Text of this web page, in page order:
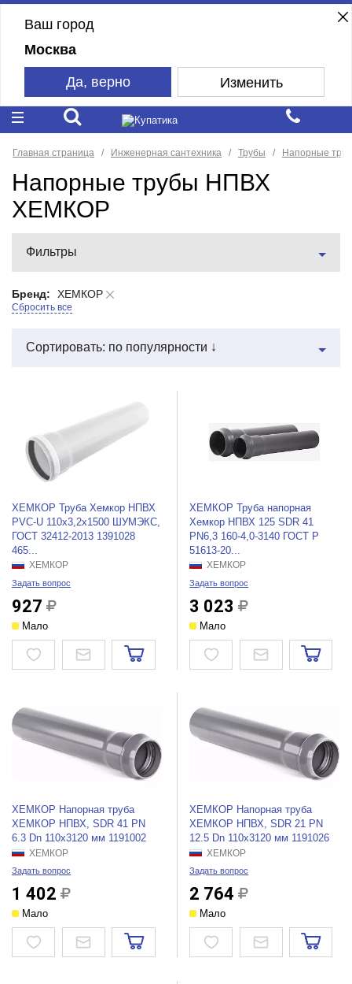
Ваш город
Москва
Да, верно Изменить
Главная страница Инженерная сантехника Трубы Напорные
Напорные трубы НПВХ
ХЕМКОР
Фильтры
Бренд: ХЕМКОР
Сбросить все
Сортировать: по популярности ↓
ХЕМКОР Труба Хемкор НПВХ
PVC-U 110x3,2x1500 ШУМЭКС,
ГОСТ 32412-2013 1391028
465...
ХЕМКОР
Задать вопрос
927
Мало
ХЕМКОР Труба напорная
Хемкор НПВХ 125 SDR 41
PN6,3 160-4,0-3140 ГОСТ Р
51613-20...
ХЕМКОР
Задать вопрос
3 023
Мало
ХЕМКОР Напорная труба
ХЕМКОР НПВХ, SDR 41 PN
6.3 Dn 110x3120 мм 1191002
ХЕМКОР
Задать вопрос
1 402
Мало
ХЕМКОР Напорная труба
ХЕМКОР НПВХ, SDR 21 PN
12.5 Dn 110x3120 мм 1191026
ХЕМКОР
Задать вопрос
2 764
Мало